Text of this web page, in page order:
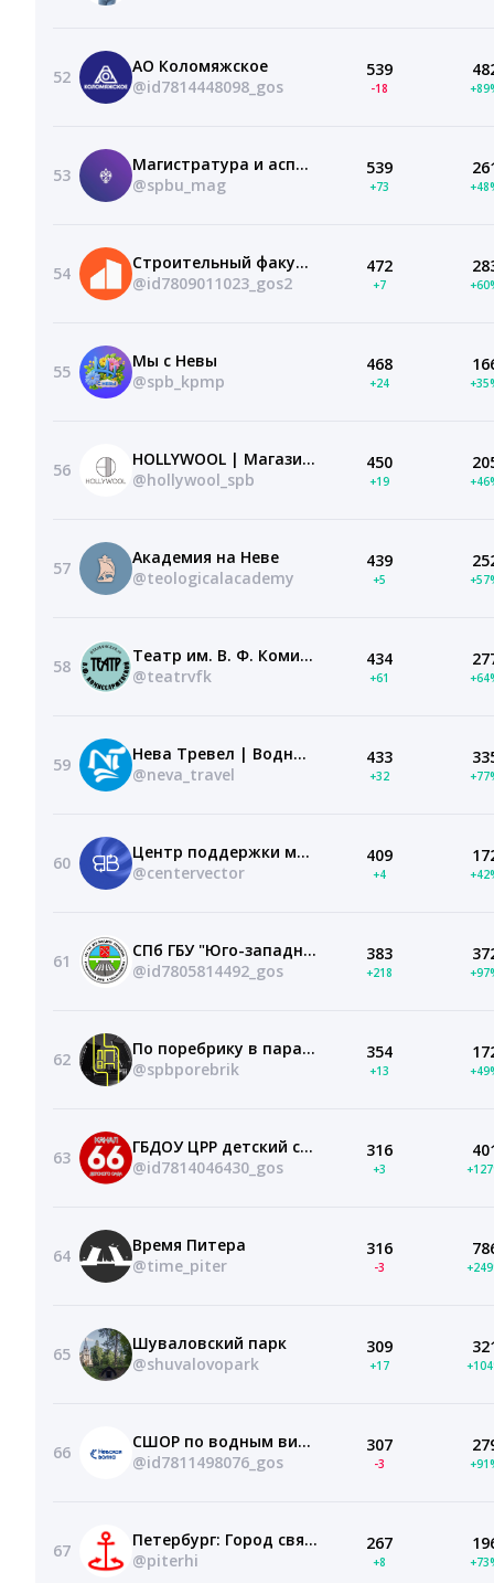
52
АО Коломяжское
@id7814448098_gos
539
-18
53
Магистратура и аспирантура в СПбГУ
@spbu_mag
539
+73
54
Строительный факультет СПбГАСУ
@id7809011023_gos2
472
+7
55
Мы с Невы
@spb_kpmp
468
+24
56
HOLLYWOOL | Магазин пряжи
@hollywool_spb
450
+19
57
Академия на Неве
@teologicalacademy
439
+5
58
Театр им. В. Ф. Комиссаржевской
@teatrvfk
434
+61
59
Нева Тревел | Водные прогулки по СПб
@neva_travel
433
+32
60
Центр поддержки молодежных инициатив «ВЕКТОР»
@centervector
409
+4
61
СПб ГБУ "Юго-западное управление региональных дорог и благоустройства"
@id7805814492_gos
383
+218
62
По поребрику в парадную
@spbporebrik
354
+13
63
ГБДОУ ЦРР детский сад № 66 Приморского района Санкт-Петербурга
@id7814046430_gos
316
+3
64
Время Питера
@time_piter
316
-3
65
Шуваловский парк
@shuvalovopark
309
+17
66
СШОР по водным видам спорта «Невская волна»
@id7811498076_gos
307
-3
67
Петербург: Город святого Петра
@piterhi
267
+8